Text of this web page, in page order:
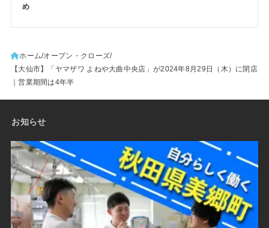
め
ホーム オープン・クローズ
【大仙市】「ヤマザワ よねや大曲中央店」が2024年8月29日（木）に閉店
｜営業期間は4年半
お知らせ